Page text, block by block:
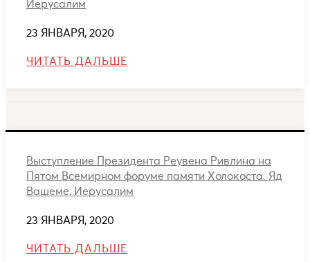
Иерусалим
23 ЯНВАРЯ, 2020
ЧИТАТЬ ДАЛЬШЕ
Выступление Президента Реувена Ривлина на
Пятом Всемирном форуме памяти Холокоста. Яд
Вашеме, Иерусалим
23 ЯНВАРЯ, 2020
ЧИТАТЬ ДАЛЬШЕ